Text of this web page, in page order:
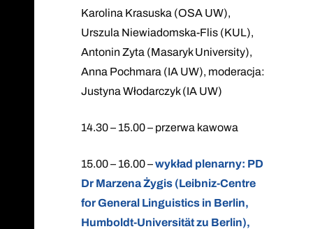
Karolina Krasuska (OSA UW),
Urszula Niewiadomska-Flis (KUL),
Antonin Zyta (Masaryk University),
Anna Pochmara (IA UW), moderacja:
Justyna Włodarczyk (IA UW)
14.30 – 15.00 – przerwa kawowa
15.00 – 16.00 –wykład plenarny: PD
Dr Marzena Żygis (Leibniz-Centre
for General Linguistics in Berlin,
Humboldt-Universität zu Berlin),